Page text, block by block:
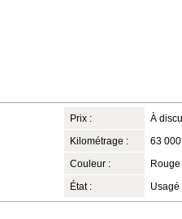
Prix : À
Kilométrage : 63
Couleur : Rouge
État : Usagé